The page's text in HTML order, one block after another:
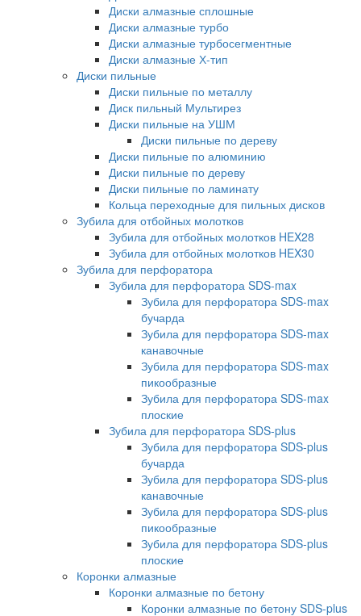
Диски алмазные сплошные
Диски алмазные турбо
Диски алмазные турбосегментные
Диски алмазные Х-тип
Диски пильные
Диски пильные по металлу
Диск пильный Мультирез
Диски пильные на УШМ
Диски пильные по дереву
Диски пильные по алюминию
Диски пильные по дереву
Диски пильные по ламинату
Кольца переходные для пильных дисков
Зубила для отбойных молотков
Зубила для отбойных молотков HEX28
Зубила для отбойных молотков HEX30
Зубила для перфоратора
Зубила для перфоратора SDS-max
Зубила для перфоратора SDS-max
бучарда
Зубила для перфоратора SDS-max
канавочные
Зубила для перфоратора SDS-max
пикообразные
Зубила для перфоратора SDS-max
плоские
Зубила для перфоратора SDS-plus
Зубила для перфоратора SDS-plus
бучарда
Зубила для перфоратора SDS-plus
канавочные
Зубила для перфоратора SDS-plus
пикообразные
Зубила для перфоратора SDS-plus
плоские
Коронки алмазные
Коронки алмазные по бетону
Коронки алмазные по бетону SDS-plus